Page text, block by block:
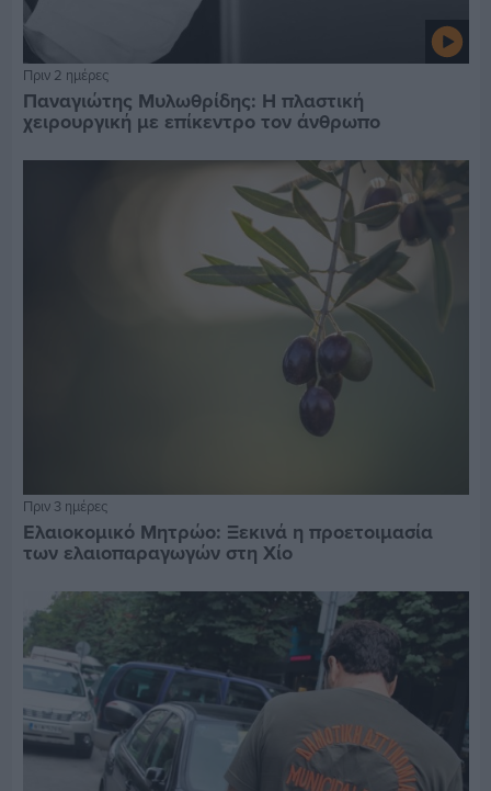
Πριν 2 ημέρες
Παναγιώτης Μυλωθρίδης: Η πλαστική
χειρουργική με επίκεντρο τον άνθρωπο
Πριν 3 ημέρες
Ελαιοκομικό Μητρώο: Ξεκινά η προετοιμασία
των ελαιοπαραγωγών στη Χίο